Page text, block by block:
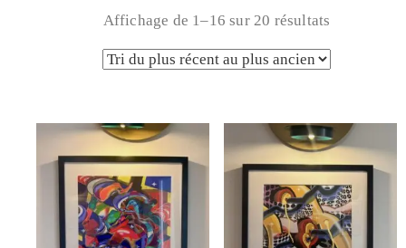
Affichage de 1–16 sur 20 résultats